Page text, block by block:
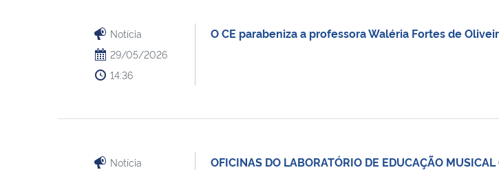
Notícia
29/05/2026
14:36
O CE parabeniza a professora Waléria Fortes de
Notícia
OFICINAS DO LABORATÓRIO DE EDUCAÇÃO MUSICAL